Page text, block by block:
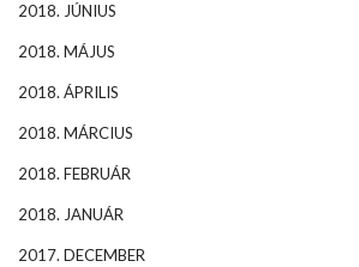
2018. JÚNIUS
2018. MÁJUS
2018. ÁPRILIS
2018. MÁRCIUS
2018. FEBRUÁR
2018. JANUÁR
2017. DECEMBER